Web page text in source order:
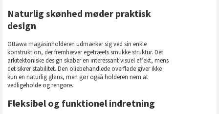
Naturlig skønhed møder praktisk
design
Ottawa magasinholderen udmærker sig ved sin enkle
konstruktion, der fremhæver egetræets smukke struktur. Det
arkitektoniske design skaber en interessant visuel effekt, mens
det sikrer stabilitet. Den oliebehandlede overflade giver ikke
kun en naturlig glans, men gør også holderen nem at
vedligeholde og rengøre.
Fleksibel og funktionel indretning